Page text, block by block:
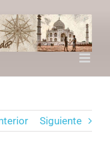
Siguiente